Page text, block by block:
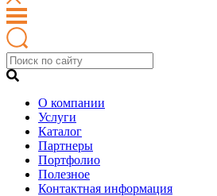
О компании
Услуги
Каталог
Партнеры
Портфолио
Полезное
Контактная информация